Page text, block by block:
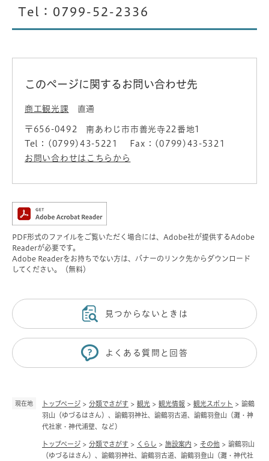
現在地 トップページ > 分類でさがす > 観光 > 観光情報 > 観光スポット > 諭鶴
羽山（ゆづるはさん）、諭鶴羽神社、諭鶴羽古道、諭鶴羽登山（灘・神
代社家・神代浦壁、など）
トップページ > 分類でさがす > くらし > 施設案内 > その他 > 諭鶴羽山
（ゆづるはさん）、諭鶴羽神社、諭鶴羽古道、諭鶴羽登山（灘・神代社
Tel：0799-52-2336
このページに関するお問い合わせ先
商工観光課 直通
〒656-0492
南あわじ市市善光寺22番地1
Tel：(0799)43-5221
Fax：(0799)43-5321
お問い合わせはこちらから
PDF形式のファイルをご覧いただく場合には、Adobe社が提供するAdobe
Readerが必要です。
Adobe Readerをお持ちでない方は、バナーのリンク先からダウンロード
してください。（無料）
見つからないときは
よくある質問と回答